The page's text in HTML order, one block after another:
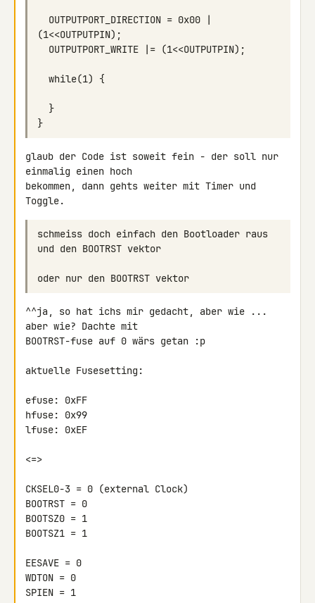
glaub der Code ist soweit fein - der soll nur
einmalig einen hoch
bekommen, dann gehts weiter mit Timer und
Toggle.
schmeiss doch einfach den Bootloader raus
^^ja, so hat ichs mir gedacht, aber wie ...
aber wie? Dachte mit
BOOTRST-fuse auf 0 wärs getan :p
aktuelle Fusesetting:
efuse: 0xFF
hfuse: 0x99
lfuse: 0xEF
<=>
CKSEL0-3 = 0 (external Clock)
BOOTRST = 0
BOOTSZ0 = 1
BOOTSZ1 = 1
EESAVE = 0
WDTON = 0
SPIEN = 1